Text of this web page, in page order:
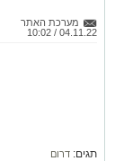
מערכת האתר
04.11.22 / 10:02
תגים: דרום